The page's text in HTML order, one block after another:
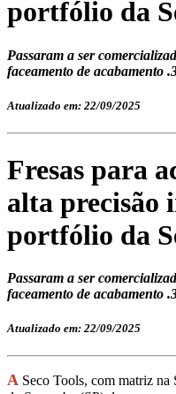
portfólio da
Passaram a ser
faceamento de acabamento
Atualizado em: 22/09/2025
Fresas para
alta precisão
portfólio da
Passaram a ser
faceamento de acabamento
Atualizado em: 22/09/2025
A Seco Tools, com matriz na